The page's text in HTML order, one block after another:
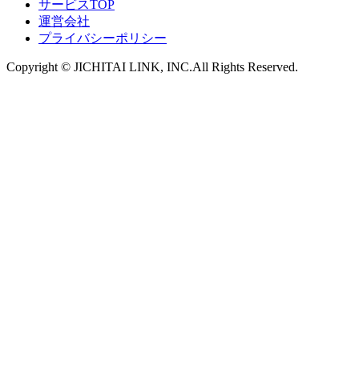
サービスTOP
運営会社
プライバシーポリシー
Copyright ©︎ JICHITAI LINK, INC.All Rights Reserved.